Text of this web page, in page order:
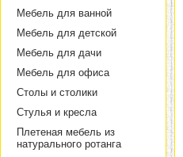
Мебель для ванной
Мебель для детской
Мебель для дачи
Мебель для офиса
Столы и столики
Стулья и кресла
Плетеная мебель из
натурального ротанга